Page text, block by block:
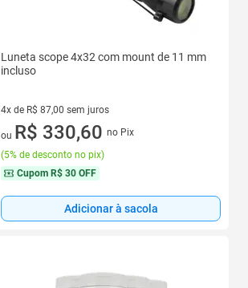
Luneta scope 4x32 com mount de 11 mm
incluso
4x de R$ 87,00 sem juros
4 vez de R$ 87,00 sem juros
ou R$ 330,60 no Pix
(5% de desconto no pix)
Cupom R$ 30 OFF
Adicionar à sacola